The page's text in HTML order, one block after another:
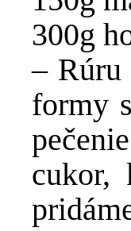
300g
– Rúru
formy
cukor,